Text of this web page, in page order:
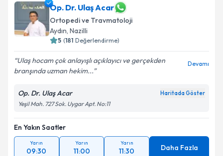
Op. Dr. Ulaş Acar
Ortopedi ve Travmatoloji
Aydın, Nazilli
5 (181 Değerlendirme)
Ulaş hocam çok anlayışlı açıklayıcı ve gerçekden
branşında uzman hekim...
Devamı
Op. Dr. Ulaş Acar Haritada Göster
Yeşil Mah. 727 Sok. Uygar Apt. No:11
En Yakın Saatler
Yarın
09:30
Yarın
11:00
Yarın
11:30 Daha Fazla